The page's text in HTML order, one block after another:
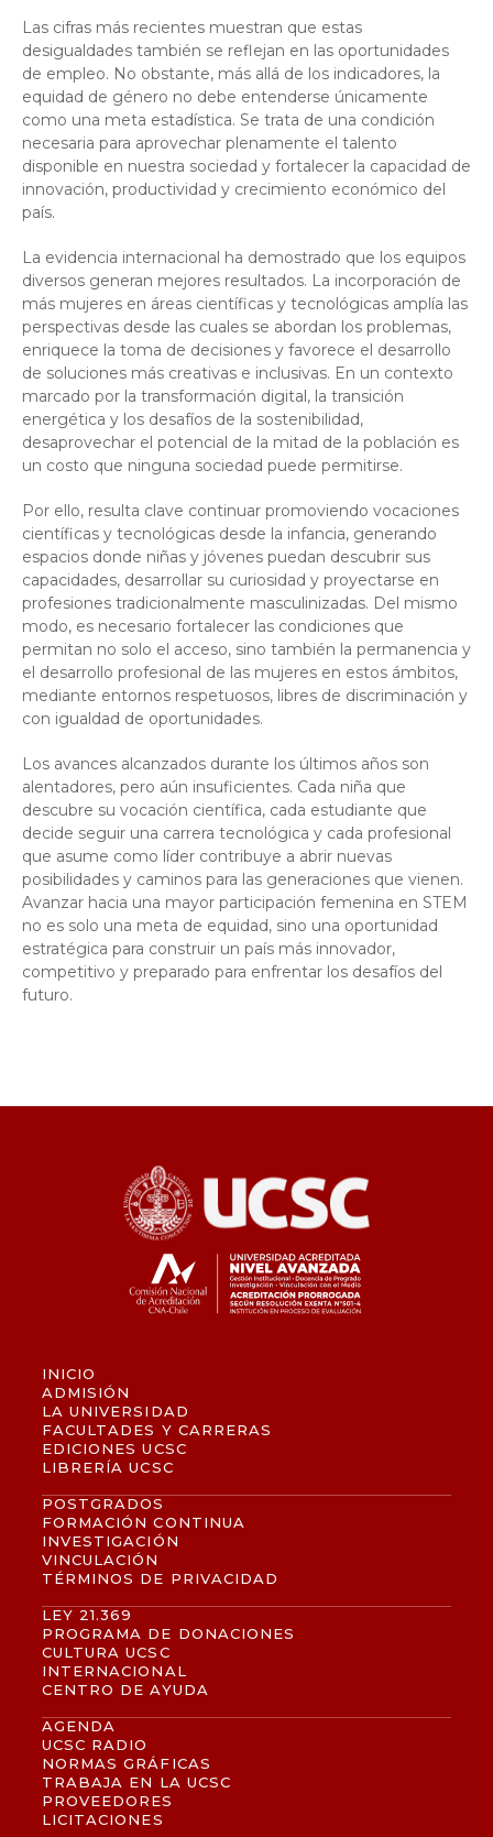
Las cifras más recientes muestran que estas
desigualdades también se reflejan en las oportunidades
de empleo. No obstante, más allá de los indicadores, la
equidad de género no debe entenderse únicamente
como una meta estadística. Se trata de una condición
necesaria para aprovechar plenamente el talento
disponible en nuestra sociedad y fortalecer la capacidad de
innovación, productividad y crecimiento económico del
país.
La evidencia internacional ha demostrado que los equipos
diversos generan mejores resultados. La incorporación de
más mujeres en áreas científicas y tecnológicas amplía las
perspectivas desde las cuales se abordan los problemas,
enriquece la toma de decisiones y favorece el desarrollo
de soluciones más creativas e inclusivas. En un contexto
marcado por la transformación digital, la transición
energética y los desafíos de la sostenibilidad,
desaprovechar el potencial de la mitad de la población es
un costo que ninguna sociedad puede permitirse.
Por ello, resulta clave continuar promoviendo vocaciones
científicas y tecnológicas desde la infancia, generando
espacios donde niñas y jóvenes puedan descubrir sus
capacidades, desarrollar su curiosidad y proyectarse en
profesiones tradicionalmente masculinizadas. Del mismo
modo, es necesario fortalecer las condiciones que
permitan no solo el acceso, sino también la permanencia y
el desarrollo profesional de las mujeres en estos ámbitos,
mediante entornos respetuosos, libres de discriminación y
con igualdad de oportunidades.
Los avances alcanzados durante los últimos años son
alentadores, pero aún insuficientes. Cada niña que
descubre su vocación científica, cada estudiante que
decide seguir una carrera tecnológica y cada profesional
que asume como líder contribuye a abrir nuevas
posibilidades y caminos para las generaciones que vienen.
Avanzar hacia una mayor participación femenina en STEM
no es solo una meta de equidad, sino una oportunidad
estratégica para construir un país más innovador,
competitivo y preparado para enfrentar los desafíos del
futuro.
INICIO
ADMISIÓN
LA UNIVERSIDAD
FACULTADES Y CARRERAS
EDICIONES UCSC
LIBRERÍA UCSC
POSTGRADOS
FORMACIÓN CONTINUA
INVESTIGACIÓN
VINCULACIÓN
TÉRMINOS DE PRIVACIDAD
LEY 21.369
PROGRAMA DE DONACIONES
CULTURA UCSC
INTERNACIONAL
CENTRO DE AYUDA
AGENDA
UCSC RADIO
NORMAS GRÁFICAS
TRABAJA EN LA UCSC
PROVEEDORES
LICITACIONES